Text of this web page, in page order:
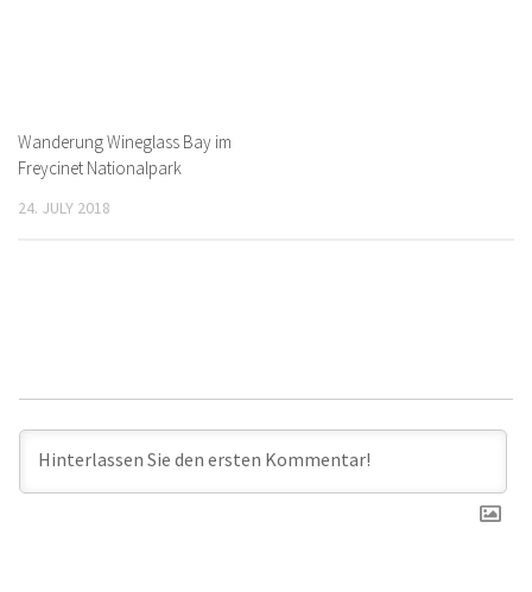
Wanderung Wineglass Bay im
Freycinet Nationalpark
24. JULY 2018